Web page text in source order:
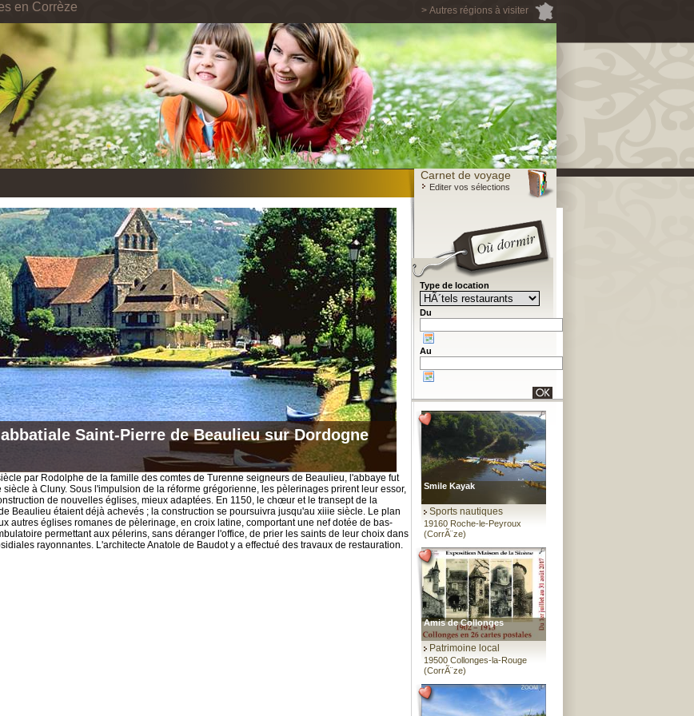
> Autres régions à visiter
en Corrèze
Carnet de voyage
Editer vos sélections
Saint-Pierre de Beaulieu sur Dordogne
par Rodolphe de la famille des comtes de Turenne seigneurs de Beaulieu, l'abbaye fut
siècle à Cluny. Sous l'impulsion de la réforme grégorienne, les pèlerinages prirent leur essor,
de nouvelles églises, mieux adaptées. En 1150, le chœur et le transept de la
Beaulieu étaient déjà achevés ; la construction se poursuivra jusqu'au xiiie siècle. Le plan
autres églises romanes de pèlerinage, en croix latine, comportant une nef dotée de bas-
permettant aux pélerins, sans déranger l'office, de prier les saints de leur choix dans
rayonnantes. L'architecte Anatole de Baudot y a effectué des travaux de restauration.
Type de location
Du
Au
Smile Kayak
Sports nautiques
19160 Roche-le-Peyroux
(CorrÃ¨ze)
Amis de Collonges
Patrimoine local
19500 Collonges-la-Rouge
(CorrÃ¨ze)